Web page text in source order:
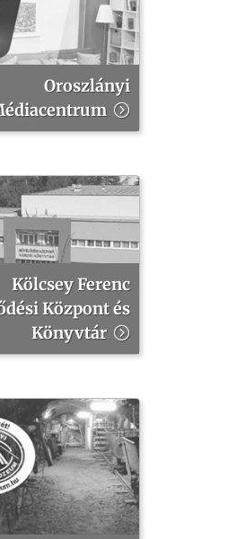
Oroszlányi
Kölcsey Ferenc
Központ és
Könyvtár